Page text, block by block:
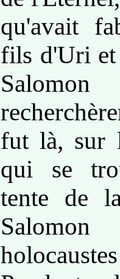
qu'avait
fils d'Uri
Salomon
fut là, sur
qui se
tente de